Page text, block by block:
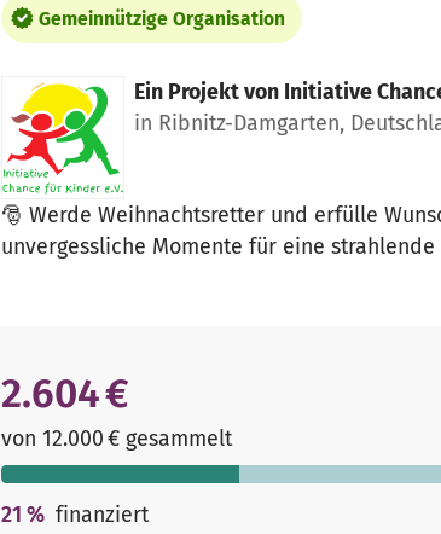
Gemeinnützige Organisation
Ein Projekt von Initiative
in Ribnitz-Damgarten,
🎅 Werde Weihnachtsretter und erfülle
unvergessliche Momente für eine strahlende
2.604 €
von 12.000 € gesammelt
21 % finanziert